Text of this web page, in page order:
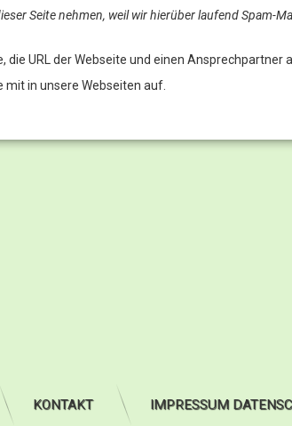
Seite nehmen, weil wir hierüber laufend Spam-
URL der Webseite und einen Ansprechpartner
in unsere Webseiten auf.
KONTAKT IMPRESSUM